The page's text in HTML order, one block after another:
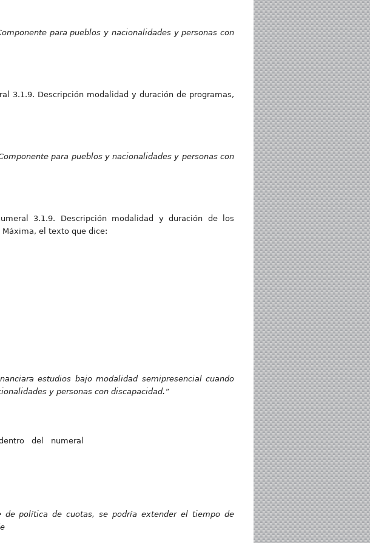
para pueblos y nacionalidades y personas con
3.1.9. Descripción modalidad y duración de programas,
para pueblos y nacionalidades y personas con
3.1.9. Descripción modalidad y duración de los
Máxima, el texto que dice:
estudios bajo modalidad semipresencial cuando
y personas con discapacidad.”
dentro del numeral
de política de cuotas, se podría extender el tiempo de